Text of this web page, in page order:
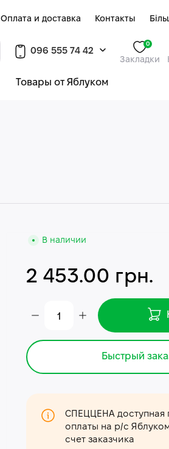
Оплата и доставка Контакты
096 555 74 42
Закладки
0
Товары от Яблуком
В наличии
2 453.00 грн.
Быстрый
СПЕЦЦЕНА доступная
оплаты на р/с
счет заказчика